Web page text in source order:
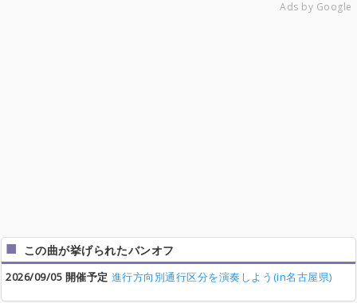
Ads by Google
この曲が挙げられたバンオフ
2026/09/05 開催予定 進行方向別通行区分を演奏しよう(in名古屋県)